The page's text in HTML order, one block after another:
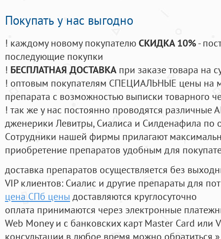
Покупать у нас выгодно
! каждому новому покупателюСКИДКА 10%-
последующие покупки
! БЕСПЛАТНАЯ ДОСТАВКА при заказе товара на
! оптовым покупателям СПЕЦИАЛЬНЫЕ цены на
препарата с возможностью выписки товарного
! так же у нас постоянно проводятся
дженерики Левитры, Сиалиса и Силденафила по
Cотрудники нашей фирмы прилагают
приобретение препаратов удобным для
доставка препаратов осуществляется без
VIP клиентов: Сиалис и другие препараты для
цена СПб цены доставляются круглосуточно
оплата принимаются через электронные
Web Money и с банковских карт Master Card или